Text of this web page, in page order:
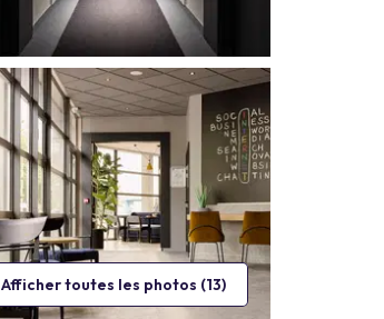
Afficher toutes les photos (13)